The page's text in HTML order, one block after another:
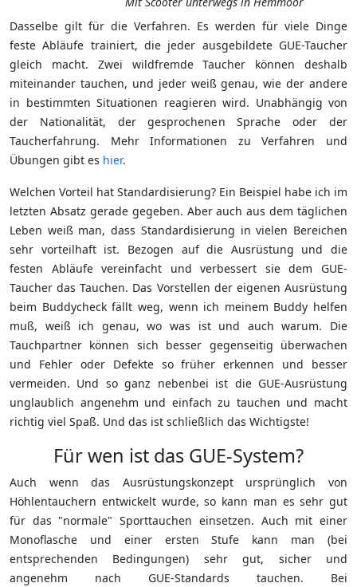
Dasselbe gilt für die Verfahren. Es werden für viele Dinge
feste Abläufe trainiert, die jeder ausgebildete GUE-Taucher
gleich macht. Zwei wildfremde Taucher können deshalb
miteinander tauchen, und jeder weiß genau, wie der andere
in bestimmten Situationen reagieren wird. Unabhängig von
der Nationalität, der gesprochenen Sprache oder der
Taucherfahrung. Mehr Informationen zu Verfahren und
Übungen gibt es hier.
Welchen Vorteil hat Standardisierung? Ein Beispiel habe ich im
letzten Absatz gerade gegeben. Aber auch aus dem täglichen
Leben weiß man, dass Standardisierung in vielen Bereichen
sehr vorteilhaft ist. Bezogen auf die Ausrüstung und die
festen Abläufe vereinfacht und verbessert sie dem GUE-
Taucher das Tauchen. Das Vorstellen der eigenen Ausrüstung
beim Buddycheck fällt weg, wenn ich meinem Buddy helfen
muß, weiß ich genau, wo was ist und auch warum. Die
Tauchpartner können sich besser gegenseitig überwachen
und Fehler oder Defekte so früher erkennen und besser
vermeiden. Und so ganz nebenbei ist die GUE-Ausrüstung
unglaublich angenehm und einfach zu tauchen und macht
richtig viel Spaß. Und das ist schließlich das Wichtigste!
Für wen ist das GUE-System?
Auch wenn das Ausrüstungskonzept ursprünglich von
Höhlentauchern entwickelt wurde, so kann man es sehr gut
für das "normale" Sporttauchen einsetzen. Auch mit einer
Monoflasche und einer ersten Stufe kann man (bei
entsprechenden Bedingungen) sehr gut, sicher und
angenehm nach GUE-Standards tauchen. Bei